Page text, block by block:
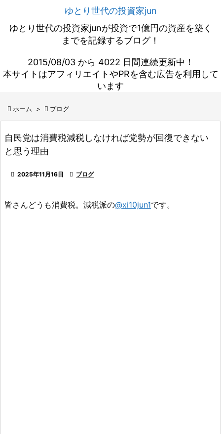
ゆとり世代の投資家jun
ゆとり世代の投資家junが投資で1億円の資産を築く
までを記録するブログ！
2015/08/03 から 4022 日間連続更新中！
本サイトはアフィリエイトやPRを含む広告を利用して
います
 ホーム >  ブログ
自民党は消費税減税しなければ党勢が回復できない
と思う理由
 2025年11月16日  ブログ
皆さんどうも消費税。減税派の@xi10jun1です。